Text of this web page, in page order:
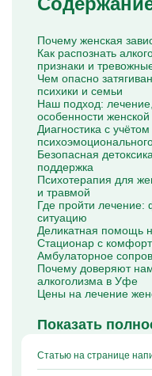
Капельницы
Капельница
Капельница Мильгамма
Капельница
Капельница
Капельница Рингер
Почему женская
Как распознать
признаки и
Чем опасно
психики и семьи
Наш подход:
особенности
Диагностика с
Безопасная
поддержка
Психотерапия для
и травмой
Где пройти
ситуацию
Деликатная помощь
Стационар с
Амбулаторное
Почему доверяют
алкоголизма в Уфе
Цены на лечение
Показать
Статью на странице